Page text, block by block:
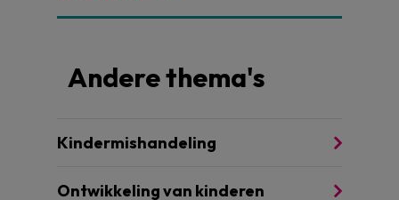
Andere thema's
Kindermishandeling
Ontwikkeling van kinderen